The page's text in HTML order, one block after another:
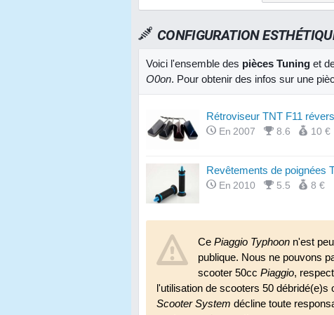
CONFIGURATION
Voici l'ensemble des pièces Tuning et
O0on. Pour obtenir des infos sur une
Rétroviseur TNT F11
En 2007 8.6 10 €
Revêtements de poignées
En 2010 5.5 8 €
CePiaggio Typhoon n'est
publique. Nous ne pouvons
scooter 50ccPiaggio,
l'utilisation de scooters 50
Scooter System décline toute